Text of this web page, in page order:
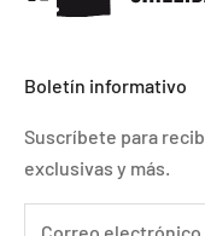
Boletín informativo
Suscríbete para
exclusivas y más.